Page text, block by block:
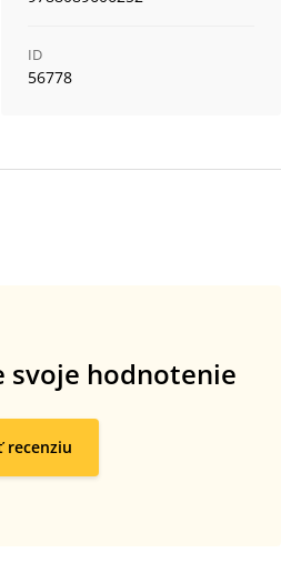
ID
56778
svoje hodnotenie
recenziu